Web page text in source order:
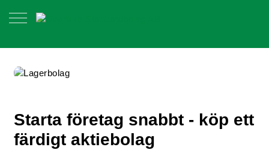
Starta företag snabbt - köp ett
färdigt aktiebolag